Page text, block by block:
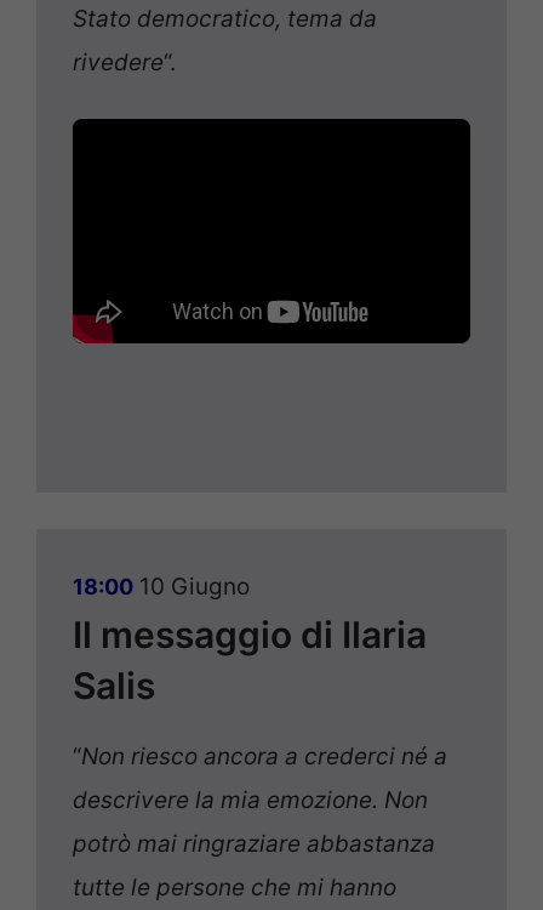
Stato democratico, tema da
rivedere“.
18:00 10 Giugno
Il messaggio di Ilaria
Salis
“Non riesco ancora a crederci né a
descrivere la mia emozione. Non
potrò mai ringraziare abbastanza
tutte le persone che mi hanno